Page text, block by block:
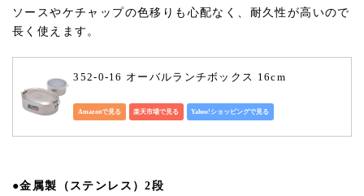
ソースやケチャップの色移りも心配なく、耐久性が高いので
長く使えます。
352-0-16 オーバルランチボックス 16cm
Amazonで見る 楽天市場で見る Yahoo!ショッピングで見る
●金属製（ステンレス）2段